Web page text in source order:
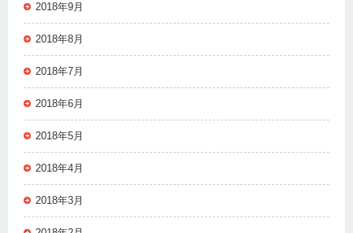
2018年9月
2018年8月
2018年7月
2018年6月
2018年5月
2018年4月
2018年3月